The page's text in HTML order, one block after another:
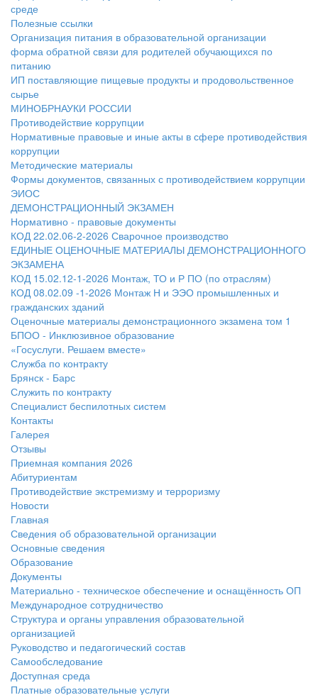
среде
Полезные ссылки
Организация питания в образовательной организации
форма обратной связи для родителей обучающихся по
питанию
ИП поставляющие пищевые продукты и продовольственное
сырье
МИНОБРНАУКИ РОССИИ
Противодействие коррупции
Нормативные правовые и иные акты в сфере противодействия
коррупции
Методические материалы
Формы документов, связанных с противодействием коррупции
ЭИОС
ДЕМОНСТРАЦИОННЫЙ ЭКЗАМЕН
Нормативно - правовые документы
КОД 22.02.06-2-2026 Сварочное производство
ЕДИНЫЕ ОЦЕНОЧНЫЕ МАТЕРИАЛЫ ДЕМОНСТРАЦИОННОГО
ЭКЗАМЕНА
КОД 15.02.12-1-2026 Монтаж, ТО и Р ПО (по отраслям)
КОД 08.02.09 -1-2026 Монтаж Н и ЭЭО промышленных и
гражданских зданий
Оценочные материалы демонстрационного экзамена том 1
БПОО - Инклюзивное образование
«Госуслуги. Решаем вместе»
Служба по контракту
Брянск - Барс
Служить по контракту
Специалист беспилотных систем
Контакты
Галерея
Отзывы
Приемная компания 2026
Абитуриентам
Противодействие экстремизму и терроризму
Новости
Главная
Сведения об образовательной организации
Основные сведения
Образование
Документы
Материально - техническое обеспечение и оснащённость ОП
Международное сотрудничество
Структура и органы управления образовательной
организацией
Руководство и педагогический состав
Самообследование
Доступная среда
Платные образовательные услуги